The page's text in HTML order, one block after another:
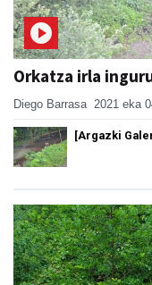
Orkatza irla
Diego Barrasa 2021 eka
[Argazki